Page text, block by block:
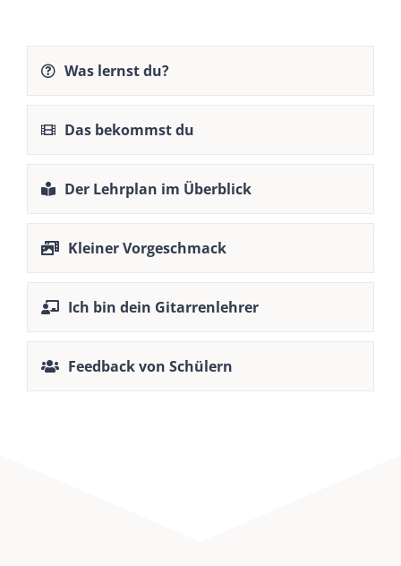
Was lernst du?
Das bekommst du
Der Lehrplan im Überblick
Kleiner Vorgeschmack
Ich bin dein Gitarrenlehrer
Feedback von Schülern